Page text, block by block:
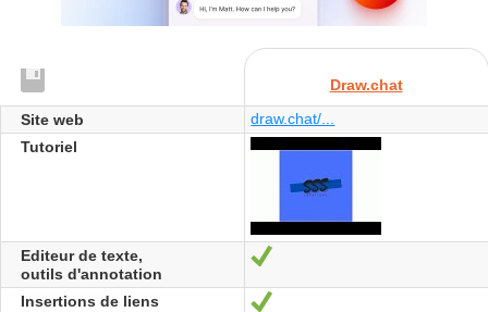
Draw.chat
Site web
draw.chat/...
Tutoriel
Editeur de texte,
outils d'annotation
Oui
Insertions de liens Oui